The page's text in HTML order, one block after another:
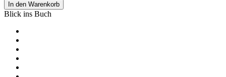
In den Warenkorb
Blick ins Buch